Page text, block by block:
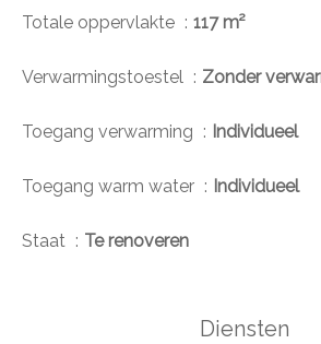
Totale oppervlakte 117 m²
Verwarmingstoestel Zonder
Toegang verwarming Individueel
Toegang warm water Individueel
Staat Te renoveren
Diensten